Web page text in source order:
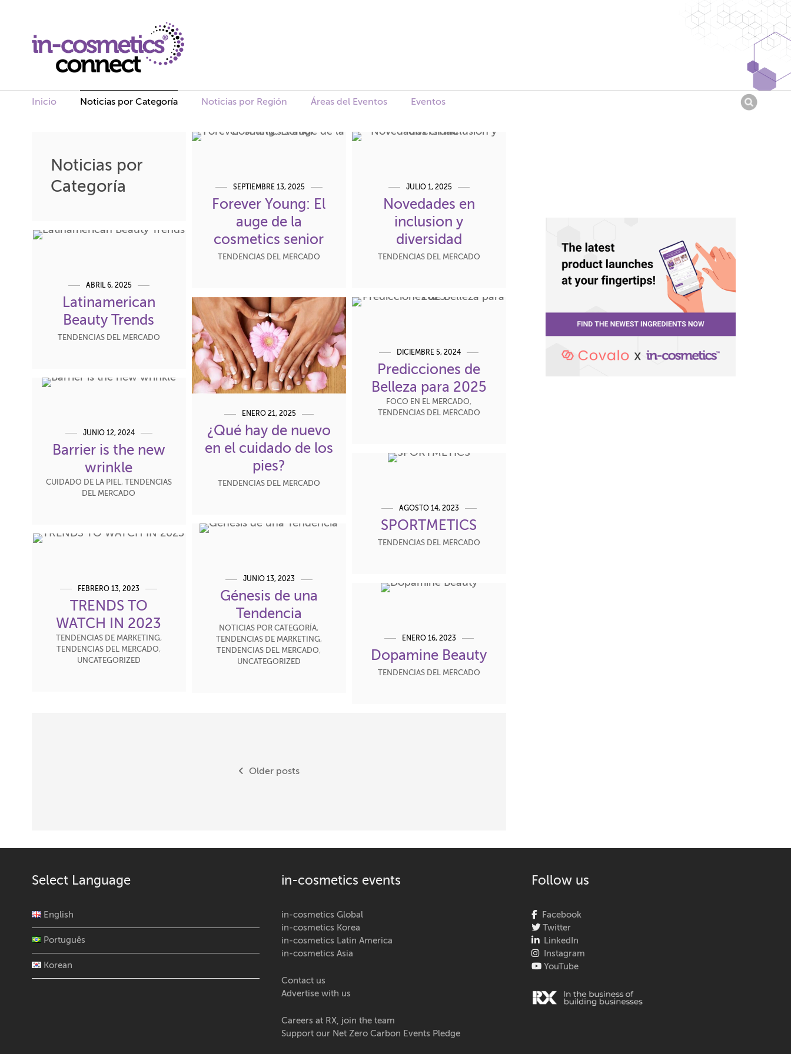
Skip
content
Inicio Noticias por Categoría Noticias por Región Áreas del Eventos Eventos
Noticias por
Categoría
SEPTIEMBRE 13, 2025
Forever Young: El
auge de la
cosmetics senior
TENDENCIAS DEL MERCADO
JULIO 1, 2025
Novedades en
inclusion y
diversidad
TENDENCIAS DEL MERCADO
ABRIL 6, 2025
Latinamerican
Beauty Trends
TENDENCIAS DEL MERCADO
ENERO 21, 2025
¿Qué hay de nuevo
en el cuidado de los
pies?
TENDENCIAS DEL MERCADO
DICIEMBRE 5, 2024
Predicciones de
Belleza para 2025
FOCO EN EL MERCADO,
TENDENCIAS DEL MERCADO
JUNIO 12, 2024
Barrier is the new
wrinkle
CUIDADO DE LA PIEL,
TENDENCIAS
DEL MERCADO
AGOSTO 14, 2023
SPORTMETICS
TENDENCIAS DEL MERCADO
JUNIO 13, 2023
Génesis de una
Tendencia
NOTICIAS POR CATEGORÍA,
TENDENCIAS DE MARKETING,
TENDENCIAS DEL MERCADO,
UNCATEGORIZED
FEBRERO 13, 2023
TRENDS TO
WATCH IN 2023
TENDENCIAS DE MARKETING,
TENDENCIAS DEL MERCADO,
UNCATEGORIZED
ENERO 16, 2023
Dopamine Beauty
TENDENCIAS DEL MERCADO
Older posts
Select Language
English
Português
Korean
in-cosmetics events
in-cosmetics Global
in-cosmetics Korea
in-cosmetics Latin America
in-cosmetics Asia
Contact us
Advertise with us
Careers at RX, join the team
Support our Net Zero Carbon Events Pledge
Follow us
Facebook
Twitter
LinkedIn
Instagram
YouTube